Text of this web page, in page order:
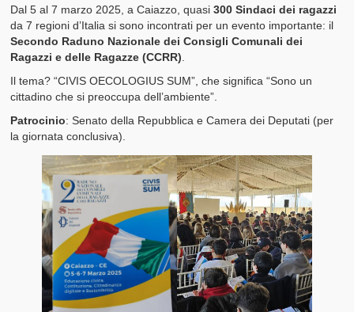
Il Progetto
Statuto
I nostri Valori
Dal 5 al 7 marzo 2025, a Caiazzo, quasi300 Sindaci dei ragazzi
da 7 regioni d’Italia si sono incontrati per un evento importante: il
Secondo Raduno Nazionale dei Consigli Comunali dei
Ragazzi e delle Ragazze (CCRR)
Il tema? “CIVIS OECOLOGIUS SUM”, che significa “Sono un
cittadino che si preoccupa dell’ambiente”.
Patrocinio: Senato della Repubblica e Camera dei Deputati (per
la giornata conclusiva).